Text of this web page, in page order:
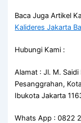
Baca Juga Artikel
Kalideres Jakarta
Hubungi Kami :
Alamat : Jl. M.
Pesanggrahan,
Ibukota Jakarta
Whats App : 0822